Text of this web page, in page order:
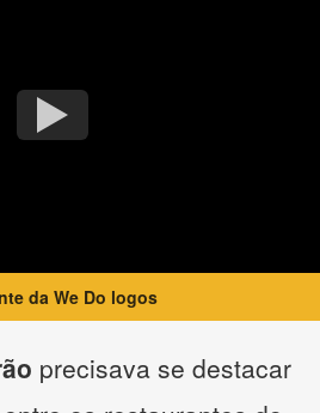
da We Do logos
precisava se destacar